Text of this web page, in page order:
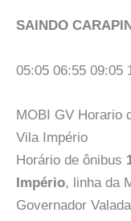
SAINDO
05:05 06:55 09:05
MOBI GV Horario
Vila Império
Horário de ônibus
Império, linha da
Governador